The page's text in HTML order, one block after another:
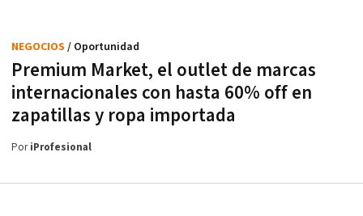
Premium Market, el outlet de marcas
internacionales con hasta 60% off en
zapatillas y ropa importada
NEGOCIOS / Oportunidad
PoriProfesional